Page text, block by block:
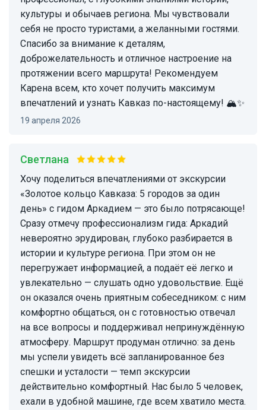
культуры и обычаев региона. Мы чувствовали
себя не просто туристами, а желанными гостями.
Спасибо за внимание к деталям,
доброжелательность и отличное настроение на
протяжении всего маршрута! Рекомендуем
Карена всем, кто хочет получить максимум
впечатлений и узнать Кавказ по-настоящему! 🏔️✨
19 апреля 2026
Светлана
Хочу поделиться впечатлениями от экскурсии
«Золотое кольцо Кавказа: 5 городов за один
день» с гидом Аркадием — это было потрясающе!
Сразу отмечу профессионализм гида: Аркадий
невероятно эрудирован, глубоко разбирается в
истории и культуре региона. При этом он не
перегружает информацией, а подаёт её легко и
увлекательно — слушать одно удовольствие. Ещё
он оказался очень приятным собеседником: с ним
комфортно общаться, он с готовностью отвечал
на все вопросы и поддерживал непринуждённую
атмосферу. Маршрут продуман отлично: за день
мы успели увидеть всё запланированное без
спешки и усталости — темп экскурсии
действительно комфортный. Нас было 5 человек,
ехали в удобной машине, где всем хватило места.